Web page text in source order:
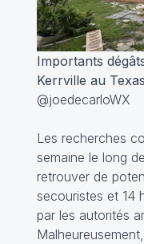
Importants
Kerrville au
@joedecarloWX
Les recherches
semaine le long
retrouver de
secouristes et 14
par les autorités